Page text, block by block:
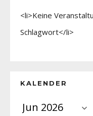
<li>Keine
Schlagwort</li>
KALENDER